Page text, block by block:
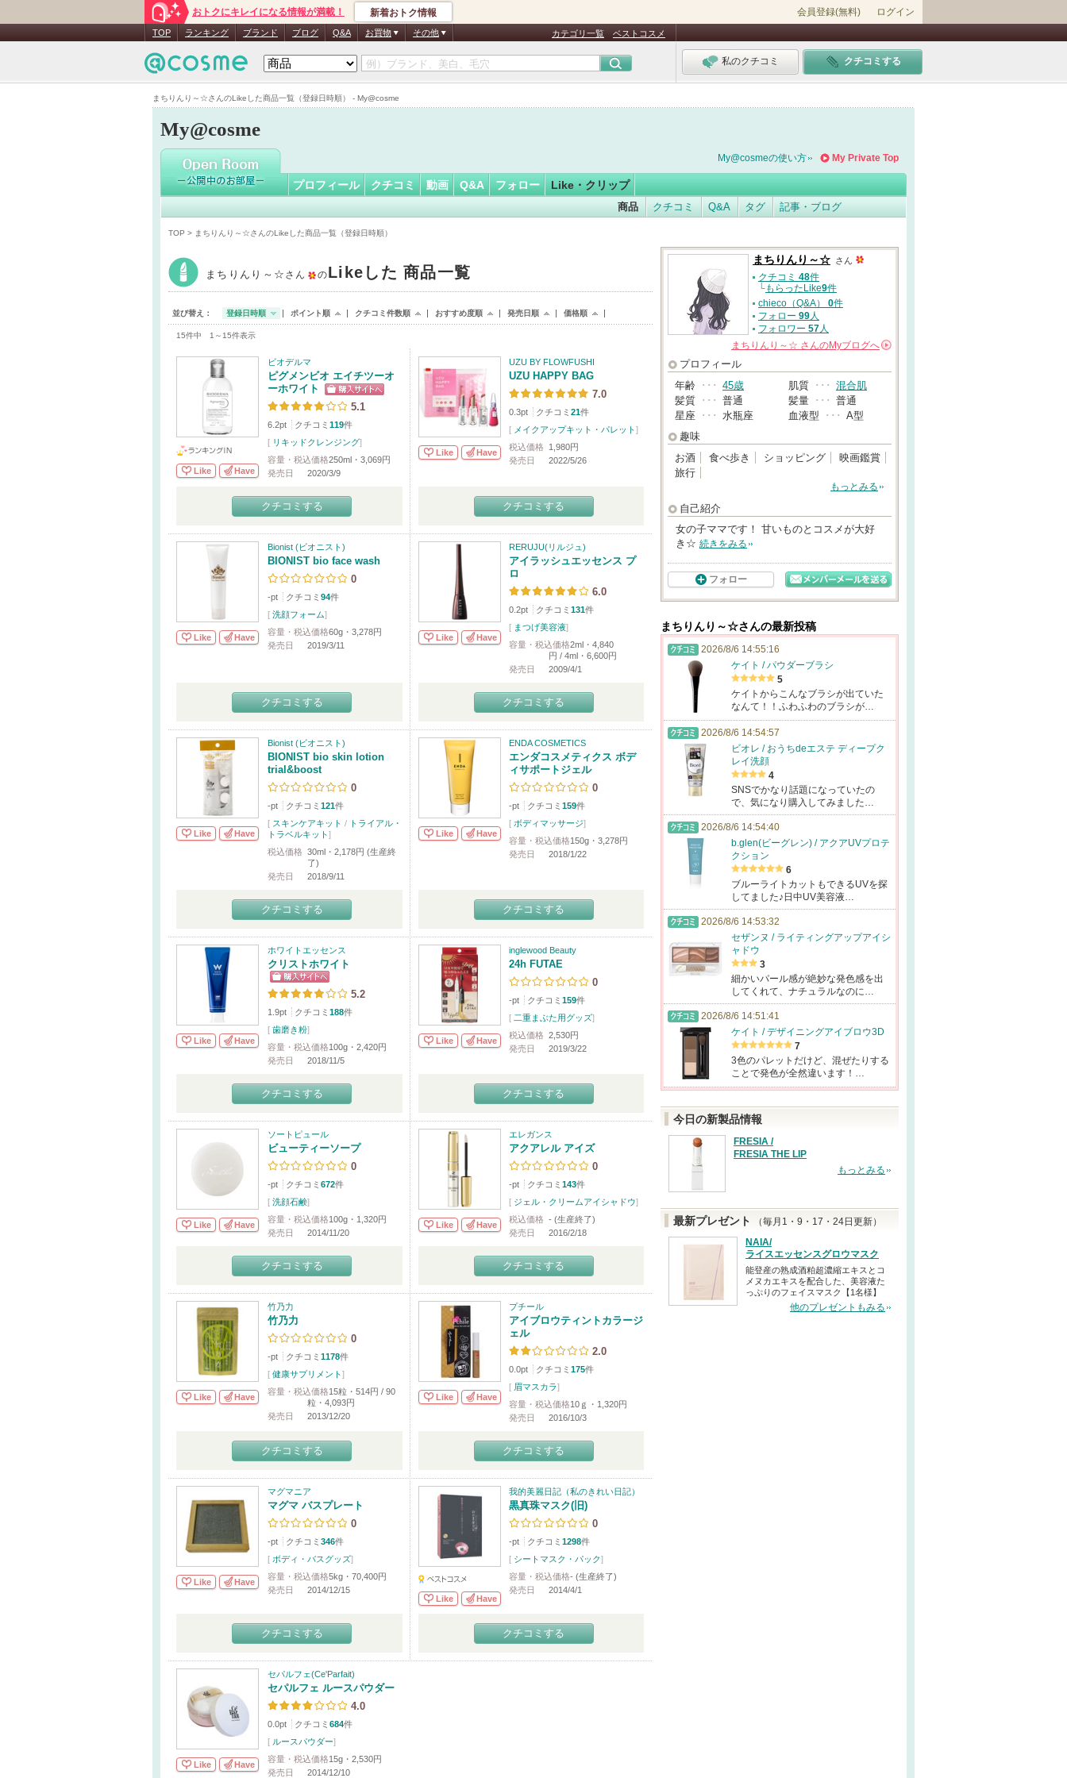
まちりんり～☆さんのLikeした商品一覧（登録日時順） - My@cosme
おトクにキレイになる情報が満載！ 新着おトク情報 会員登録(無料) ログイン
TOP ランキング ブランド ブログ Q&A お買物 その他 カテゴリ一覧 ベストコスメ
私のクチコミ クチコミする
My@cosme
まちりんり～☆さん
My Private Top
My@cosmeの使い方
プロフィール クチコミ 動画 Q&A フォロー Like・クリップ
商品 クチコミ Q&A タグ 記事・ブログ
TOP > まちりんり～☆さんのLikeした商品一覧（登録日時順）
まちりんり～☆ さん のLikeした 商品一覧
並び替え： 登録日時順 ポイント順 クチコミ件数順 おすすめ度順 発売日順 価格順
15件中 1～15件表示
Like Have
ビオデルマ
ピグメンビオ エイチツーオ
ーホワイト
5.1
6.2pt クチコミ 119件
[ リキッドクレンジング]
容量・税込価格250ml・3,069円
発売日
2020/3/9
クチコミする
Like Have
UZU BY FLOWFUSHI
UZU HAPPY BAG
7.0
0.3pt クチコミ 21件
[ メイクアップキット・パレット]
税込価格
1,980円
発売日
2022/5/26
クチコミする
Like Have
Bionist (ビオニスト)
BIONIST bio face wash
0
-pt クチコミ 94件
[ 洗顔フォーム]
容量・税込価格60g・3,278円
発売日
2019/3/11
クチコミする
Like Have
RERUJU(リルジュ)
アイラッシュエッセンス プ
ロ
6.0
0.2pt クチコミ 131件
[ まつげ美容液]
容量・税込価格2ml・4,840
円 / 4ml・6,600円
発売日
2009/4/1
クチコミする
Like Have
Bionist (ビオニスト)
BIONIST bio skin lotion
trial&boost
0
-pt クチコミ 121件
[ スキンケアキット / トライアル・
トラベルキット]
税込価格 30ml・2,178円 (生産終
了)
発売日
2018/9/11
クチコミする
Like Have
ENDA COSMETICS
エンダコスメティクス ボデ
ィサポートジェル
0
-pt クチコミ 159件
[ ボディマッサージ]
容量・税込価格150g・3,278円
発売日
2018/1/22
クチコミする
Like Have
ホワイトエッセンス
クリストホワイト
5.2
1.9pt クチコミ 188件
[ 歯磨き粉]
容量・税込価格100g・2,420円
発売日
2018/11/5
クチコミする
Like Have
inglewood Beauty
24h FUTAE
0
-pt クチコミ 159件
[ 二重まぶた用グッズ]
税込価格 2,530円
発売日
2019/3/22
クチコミする
Like Have
ソートピュール
ビューティーソープ
0
-pt クチコミ 672件
[ 洗顔石鹸]
容量・税込価格100g・1,320円
発売日
2014/11/20
クチコミする
Like Have
エレガンス
アクアレル アイズ
0
-pt クチコミ 143件
[ ジェル・クリームアイシャドウ]
税込価格 - (生産終了)
発売日
2016/2/18
クチコミする
Like Have
竹乃力
竹乃力
0
-pt クチコミ 1178件
[ 健康サプリメント]
容量・税込価格15粒・514円 / 90
粒・4,093円
発売日
2013/12/20
クチコミする
Like Have
プチール
アイブロウティントカラージ
ェル
2.0
0.0pt クチコミ 175件
[ 眉マスカラ]
容量・税込価格10ｇ・1,320円
発売日
2016/10/3
クチコミする
Like Have
マグマニア
マグマ バスプレート
0
-pt クチコミ 346件
[ ボディ・バスグッズ]
容量・税込価格5kg・70,400円
発売日
2014/12/15
クチコミする
Like Have
我的美麗日記（私のきれい日記）
黒真珠マスク(旧)
0
-pt クチコミ 1298件
[ シートマスク・パック]
容量・税込価格- (生産終了)
発売日
2014/4/1
クチコミする
Like Have
セパルフェ(Ce'Parfait)
セパルフェ ルースパウダー
4.0
0.0pt クチコミ 684件
[ ルースパウダー]
容量・税込価格15g・2,530円
発売日
2014/12/10
まちりんり～☆ さん
クチコミ 48件
└もらったLike9件
chieco（Q&A） 0件
フォロー 99人
フォロワー 57人
まちりんり～☆ さんのMyブログへ
プロフィール
年齢 ･･･ 45歳 肌質 ･･･ 混合肌
髪質 ･･･ 普通 髪量 ･･･ 普通
星座 ･･･ 水瓶座 血液型 ･･･ A型
趣味
お酒
食べ歩き ショッピング
映画鑑賞
旅行
もっとみる
自己紹介
女の子ママです！ 甘いものとコスメが大好
き☆ 続きをみる
フォロー
まちりんり～☆さんの最新投稿
2026/8/6 14:55:16
ケイト / パウダーブラシ
5
ケイトからこんなブラシが出ていた
なんて！！ふわふわのブラシが…
2026/8/6 14:54:57
ビオレ / おうちdeエステ ディープク
レイ洗顔
4
SNSでかなり話題になっていたの
で、気になり購入してみました…
2026/8/6 14:54:40
b.glen(ビーグレン) / アクアUVプロテ
クション
6
ブルーライトカットもできるUVを探
してました♪日中UV美容液…
2026/8/6 14:53:32
セザンヌ / ライティングアップアイシ
ャドウ
3
細かいパール感が絶妙な発色感を出
してくれて、ナチュラルなのに…
2026/8/6 14:51:41
ケイト / デザイニングアイブロウ3D
7
3色のパレットだけど、混ぜたりする
ことで発色が全然違います！…
今日の新製品情報
FRESIA /
FRESIA THE LIP
もっとみる
最新プレゼント
（毎月1・9・17・24日更新）
NAIA/
ライスエッセンスグロウマスク
能登産の熟成酒粕超濃縮エキスとコ
メヌカエキスを配合した、美容液た
っぷりのフェイスマスク【1名様】
他のプレゼントもみる